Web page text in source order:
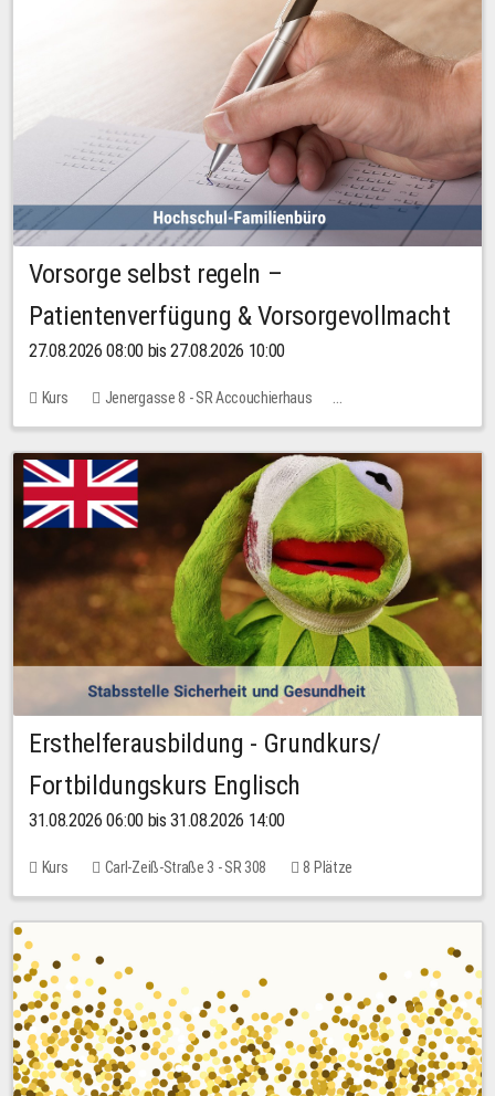
Vorsorge selbst regeln –
Patientenverfügung & Vorsorgevollmacht
27.08.2026 08:00 bis 27.08.2026 10:00
Kurs
Jenergasse 8 - SR Accouchierhaus
Keine freien Plätze
Ersthelferausbildung - Grundkurs/
Fortbildungskurs Englisch
31.08.2026 06:00 bis 31.08.2026 14:00
Kurs Carl-Zeiß-Straße 3 - SR 308 8 Plätze